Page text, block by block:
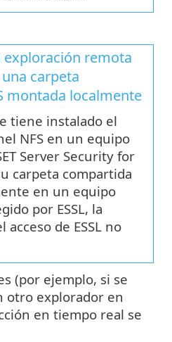
exploración remota
carpeta
montada localmente
tiene instalado el
NFS en un equipo
Server Security for
carpeta compartida
en un equipo
por ESSL, la
de ESSL no
(por ejemplo, si se
otro explorador en
en tiempo real se